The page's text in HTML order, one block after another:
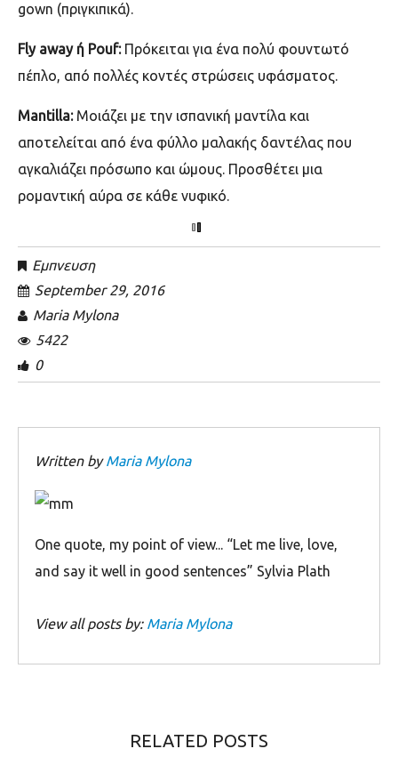
gown (πριγκιπικά).
Fly away ή Pouf: Πρόκειται για ένα πολύ φουντωτό
πέπλο, από πολλές κοντές στρώσεις υφάσµατος.
Mantilla: Μοιάζει με την ισπανική µαντίλα και
αποτελείται από ένα φύλλο µαλακής δαντέλας που
αγκαλιάζει πρόσωπο και ώµους. Προσθέτει μια
ρομαντική αύρα σε κάθε νυφικό.
Εμπνευση
September 29, 2016
Maria Mylona
5422
0
Written byMaria Mylona
Οne quote, my point of view... “Let me live, love,
and say it well in good sentences” Sylvia Plath
View all posts by: Maria Mylona
RELATED POSTS